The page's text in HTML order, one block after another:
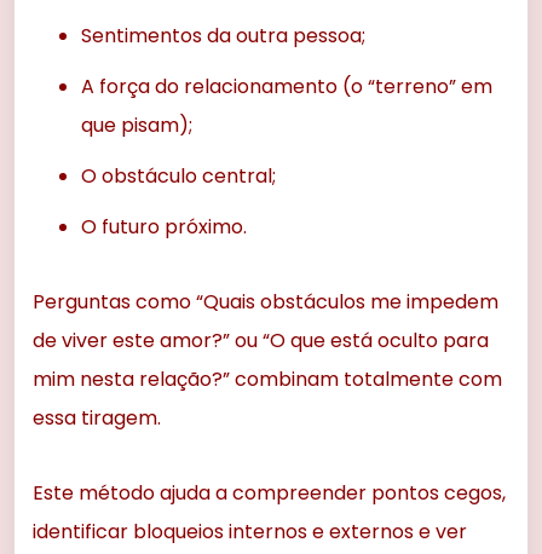
Sentimentos da outra pessoa;
A força do relacionamento (o “terreno” em
que pisam);
O obstáculo central;
O futuro próximo.
Perguntas como “Quais obstáculos me impedem
de viver este amor?” ou “O que está oculto para
mim nesta relação?” combinam totalmente com
essa tiragem.
Este método ajuda a compreender pontos cegos,
identificar bloqueios internos e externos e ver